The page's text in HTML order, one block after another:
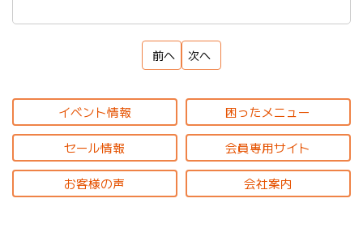
前へ 次へ
イベント情報 困ったメニュー
セール情報 会員専用サイト
お客様の声 会社案内